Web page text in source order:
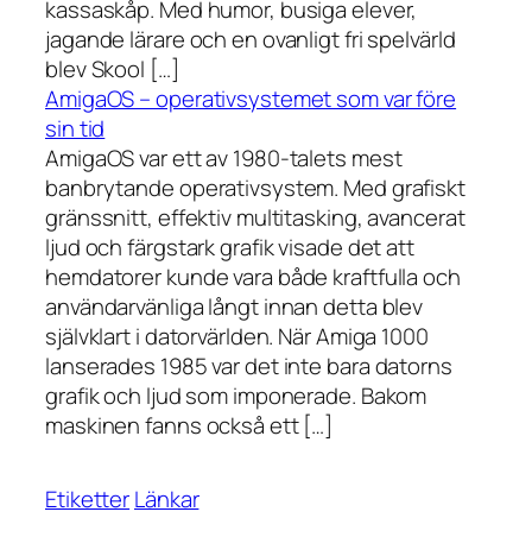
kassaskåp. Med humor, busiga elever,
jagande lärare och en ovanligt fri spelvärld
blev Skool […]
AmigaOS – operativsystemet som var före
sin tid
AmigaOS var ett av 1980-talets mest
banbrytande operativsystem. Med grafiskt
gränssnitt, effektiv multitasking, avancerat
ljud och färgstark grafik visade det att
hemdatorer kunde vara både kraftfulla och
användarvänliga långt innan detta blev
självklart i datorvärlden. När Amiga 1000
lanserades 1985 var det inte bara datorns
grafik och ljud som imponerade. Bakom
maskinen fanns också ett […]
EtiketterLänkar